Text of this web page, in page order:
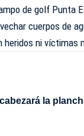
de golf Punta
cuerpos de
heridos ni víctimas
la